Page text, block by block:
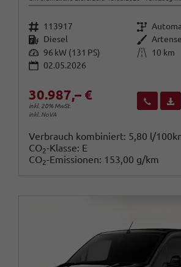
Fahrzeugnr. 113917 Getriebe
Kraftstoff Diesel Außenfarbe
Leistung 96 kW (131 PS) Kilometerstand
10 km
02.05.2026
30.987,– €
inkl. 20% MwSt.
inkl. NoVA
Wir
Verbrauch kombiniert: 5,80 l/
CO2-Klasse: E
CO2-Emissionen: 153,00 g/km